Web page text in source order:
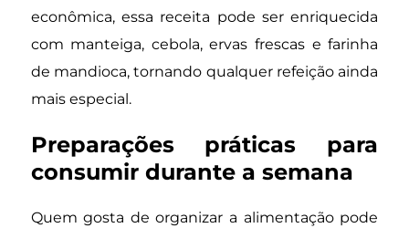
econômica, essa receita pode ser enriquecida
com manteiga, cebola, ervas frescas e farinha
de mandioca, tornando qualquer refeição ainda
mais especial.
Preparações práticas para
consumir durante a semana
Quem gosta de organizar a alimentação pode